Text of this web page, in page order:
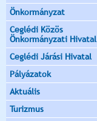
Önkormányzat
Ceglédi Közös
Önkormányzati Hivatal
Ceglédi Járási Hivatal
Pályázatok
Aktuális
Turizmus